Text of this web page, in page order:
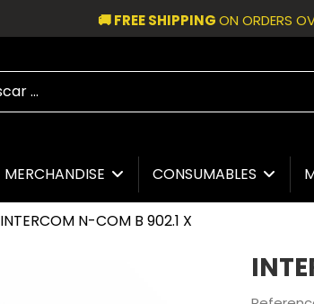
🚚 FREE SHIPPINGON ORDERS
MERCHANDISE CONSUMABLES
INTERCOM N-COM B 902.1 X